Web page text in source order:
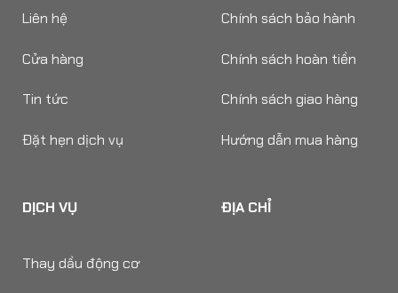
Liên hệ
Cửa hàng
Tin tức
Đặt hẹn dịch vụ
Chính sách bảo hành
Chính sách hoàn tiền
Chính sách giao hàng
Hướng dẫn mua hàng
DỊCH VỤ
Thay dầu động cơ
ĐỊA CHỈ